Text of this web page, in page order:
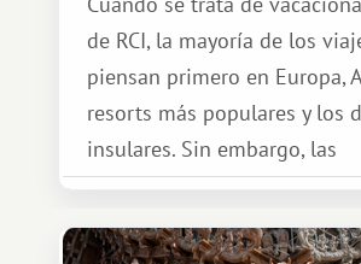
de RCI, la mayoría de los
piensan primero en Europa,
resorts más populares y los
insulares. Sin embargo, las
oportunidades que ofrece el
de intercambio son mucho
amplias. Entre ellas se